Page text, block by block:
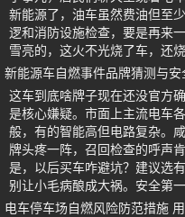
新能源了，油车虽然费油但至
逻和消防设施检查，要是再来
雪亮的，这火不光烧了车，还
新能源车自燃事件品牌猜测与安
这车到底啥牌子现在还没官方
是核心嫌疑。市面上主流电车
般，有的智能高但电路复杂。
牌头疼一阵，召回检查的呼声
是，以后买车咋避坑？建议选
别让小毛病酿成大祸。安全第
电车停车场自燃风险防范措施